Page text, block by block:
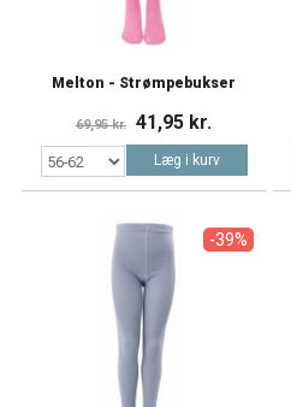
Melton - Strømpebukser
69,95 kr. 41,95 kr.
Læg i kurv
-39%